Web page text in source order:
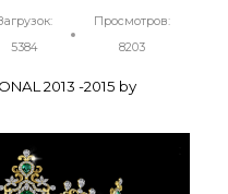
5384
Просмотров:
8203
2013 -2015 by